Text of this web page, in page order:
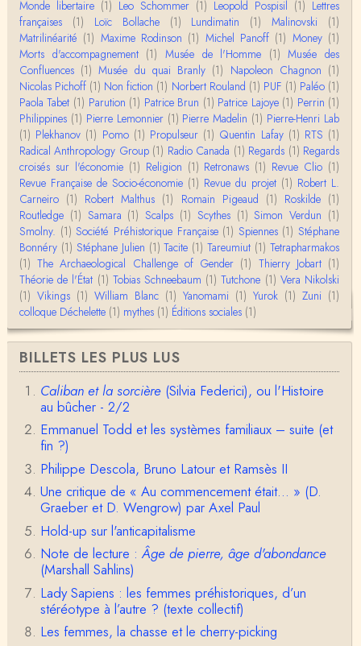
Boudjemaa Sedira
Merci pour cet article méthodique. En effet, les "b
âtons-à-fouir" qu'on a pu trouver a…
Momo
BonjourCette question de la remise en cause de l'i
mage classique de sociétés vivant essentiellem…
Anonymous
Merci pour votre conférence au collège de France
sur les femmes préhistoriques et la chasse, très c
l…
Anonymous
Bonjour,Merci pour l'article.Vous dîtes : "Pourquoi,
en tant qu’êtres humains, devrions-nou…
Christophe Darmangeat
Envoyez moi un mail : cdarmangeat@gmail.com
anne hebrard
Bonjour, peut-on trouver maintenant le manuscrit d'Al
ain Testart de 2009, souvent cité ?
Claude Julien
Bonjour Monsieur,Récent abonné à votre blog, je vi
ens de lire votre dernière publication, qui m’a be…
Anonymous
1° Le message subliminal est celui-ci: il y a un sché
ma évolutif des sociétés, avec des stades infér…
Olivier Anselm
Une nouvelle fois, cher Christophe Darmangeat, m
erci pour l'intelligence et le sens salutaire de…
Christophe Darmangeat
Déjà, je ne vois pas pourquoi le pénis compterait
moins que la peau ! ;-)Ensuite, je ne vois pas no…
Monde libertaire (1) Leo Schommer (1) Leopold Pospisil (1) Lettres
françaises
(1) Loïc Bollache (1) Lundimatin (1) Malinovski
(1)
Matrilinéarité (1) Maxime Rodinson (1) Michel Panoff (1) Money (1)
Morts d'accompagnement (1) Musée de l'Homme (1) Musée des
Confluences (1) Musée du quai Branly (1) Napoleon Chagnon (1)
Nicolas Pichoff (1) Non fiction (1) Norbert Rouland (1) PUF (1) Paléo (1)
Paola Tabet (1) Parution (1) Patrice Brun (1) Patrice Lajoye (1) Perrin (1)
Philippines (1) Pierre Lemonnier (1) Pierre Madelin (1) Pierre-Henri Lab
(1) Plekhanov (1) Pomo (1) Propulseur (1) Quentin Lafay (1) RTS (1)
Radical Anthropology Group (1) Radio Canada (1) Regards (1) Regards
croisés sur l'économie (1) Religion (1) Retronaws (1) Revue Clio (1)
Revue Française de Socio-économie (1) Revue du projet (1) Robert L.
Carneiro (1) Robert Malthus (1) Romain Pigeaud (1) Roskilde (1)
Routledge (1) Samara (1) Scalps (1) Scythes (1) Simon Verdun (1)
Smolny. (1) Société Préhistorique Française (1) Spiennes (1) Stéphane
Bonnéry (1) Stéphane Julien (1) Tacite (1) Tareumiut (1) Tetrapharmakos
(1) The Archaeological Challenge of Gender (1) Thierry Jobart (1)
Théorie de l'État (1) Tobias Schneebaum (1) Tutchone (1) Vera Nikolski
(1) Vikings (1) William Blanc (1) Yanomami (1) Yurok (1) Zuni (1)
colloque Déchelette (1) mythes (1) Éditions sociales (1)
BILLETS LES PLUS LUS
Caliban et la sorcière(Silvia Federici), ou l'Histoire
au bûcher - 2/2
Emmanuel Todd et les systèmes familiaux – suite (et
fin ?)
Philippe Descola, Bruno Latour et Ramsès II
Une critique de « Au commencement était... » (D.
Graeber et D. Wengrow) par Axel Paul
Hold-up sur l'anticapitalisme
Note de lecture :Âge de pierre, âge d'abondance
(Marshall Sahlins)
Lady Sapiens : les femmes préhistoriques, d’un
stéréotype à l’autre ? (texte collectif)
Les femmes, la chasse et le cherry-picking